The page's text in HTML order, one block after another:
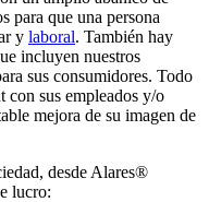
para que una persona
y laboral. También hay
incluyen nuestros
sus consumidores. Todo
con sus empleados y/o
mejora de su imagen de
desde Alares®
lucro: